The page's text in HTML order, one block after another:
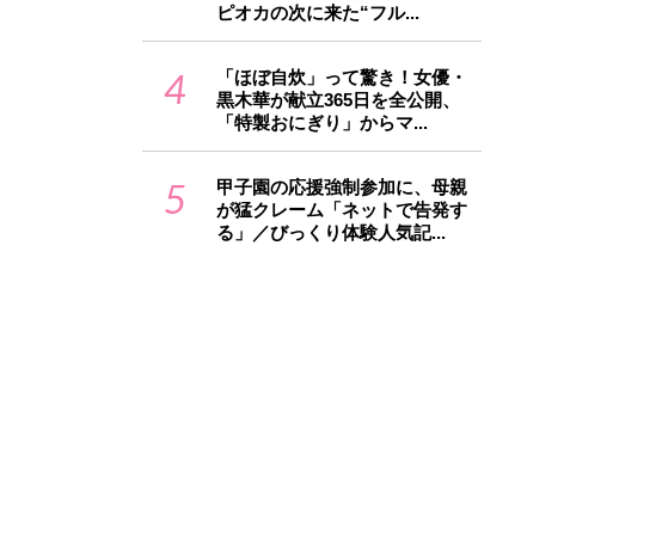
ピオカの次に来た“フル...
4
「ほぼ自炊」って驚き！女優・
黒木華が献立365日を全公開、
「特製おにぎり」からマ...
5
甲子園の応援強制参加に、母親
が猛クレーム「ネットで告発す
る」／びっくり体験人気記...